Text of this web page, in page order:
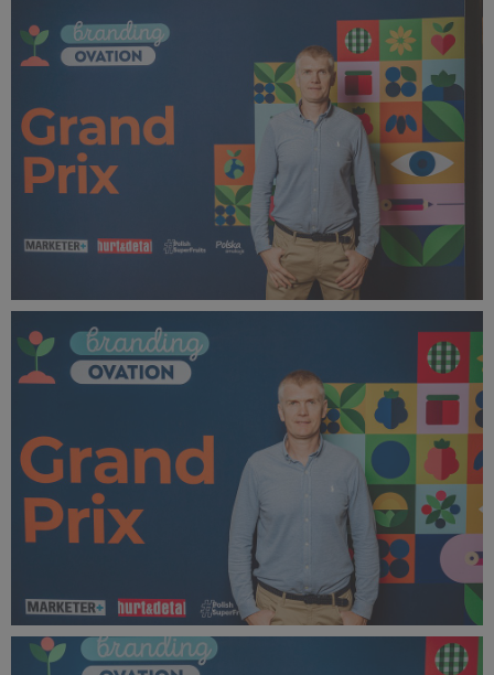
420 KB
bOVA 2024 (41).jpg
384 KB
bOVA 2024 (42).jpg